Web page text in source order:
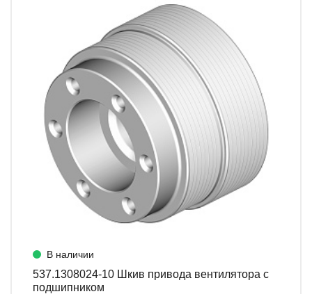
В наличии
537.1308024-10 Шкив привода вентилятора с
подшипником